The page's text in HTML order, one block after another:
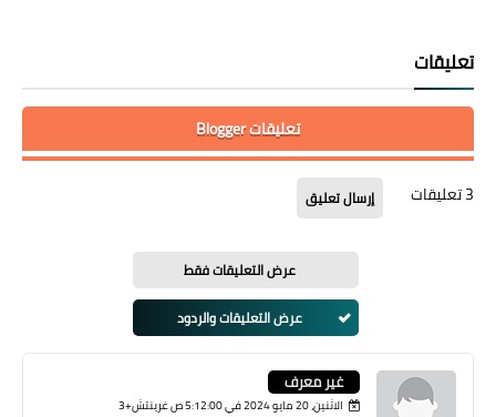
تعليقات
تعليقات Blogger
3 تعليقات إرسال تعليق
عرض التعليقات فقط
عرض التعليقات والردود
غير معرف
الاثنين، 20 مايو 2024 في 5:12:00 ص غرينتش+3